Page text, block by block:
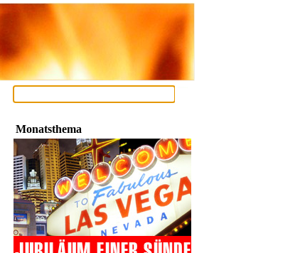
Monatsthema